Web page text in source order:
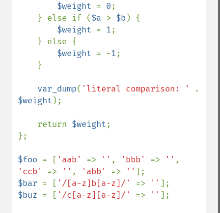
$weight = 0;
    } else if (
$a > $b) {
$weight = 1;
$weight = -1;
var_dump( 'literal comparison: '
$weight );
    return
$weight;
};
$foo = [ 'aab' => '' , 'bbb' => ''
'ccb' => '' , 'abb' => ''
$bar = [ '/[a-z]b[a-z]/' => ''
$buz = [ '/c[a-z][a-z]/' => '' ];